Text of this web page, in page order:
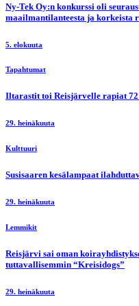
Ny-Tek Oy:n konkurssi oli
maailmantilanteesta ja korkeista
5. elokuuta
Tapahtumat
Iltarastit toi Reisjärvelle rapiat 72
29. heinäkuuta
Kulttuuri
Susisaaren kesälampaat
29. heinäkuuta
Lemmikit
Reisjärvi sai oman
tuttavallisemmin “Kreisidogs”
29. heinäkuuta